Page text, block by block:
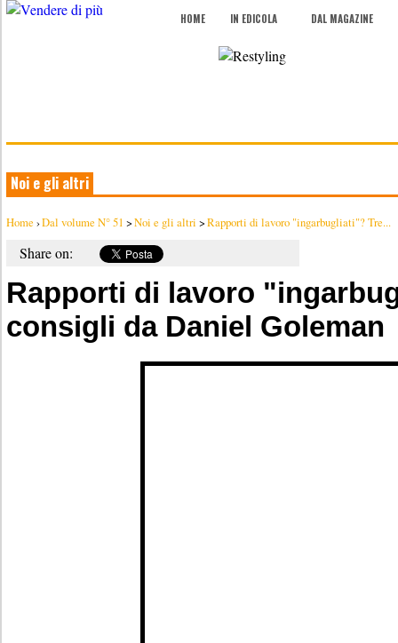
HOME IN EDICOLA DAL MAGAZINE
Noi e gli altri
Home ›Dal volume N° 51 >Noi e gli altri >Rapporti di lavoro "ingarbugliati"? Tre...
Share on:
Rapporti di lavoro
consigli da Daniel Goleman